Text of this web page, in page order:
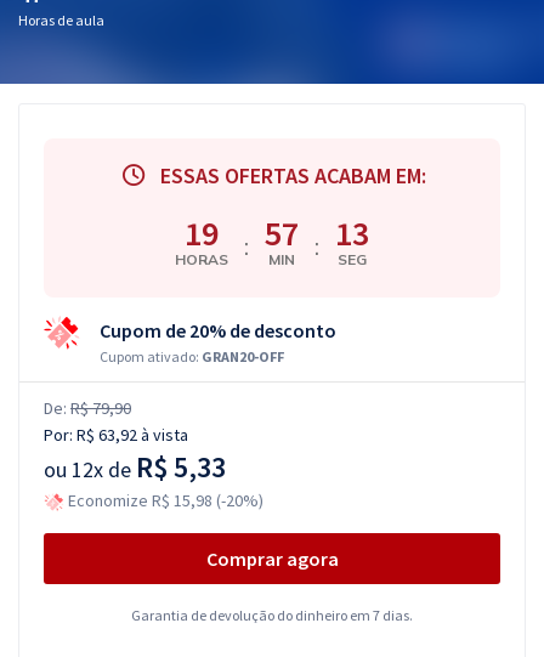
Horas de aula
ESSAS OFERTAS ACABAM EM:
19
HORAS : 57
MIN : 12
SEG
Cupom de 20% de desconto
Cupom ativado: GRAN20-OFF
De: R$ 79,90
Por: R$ 63,92à vista
ou 12x de R$ 5,33
Economize R$ 15,98 (-20%)
Comprar agora
Garantia de devolução do dinheiro em 7 dias.